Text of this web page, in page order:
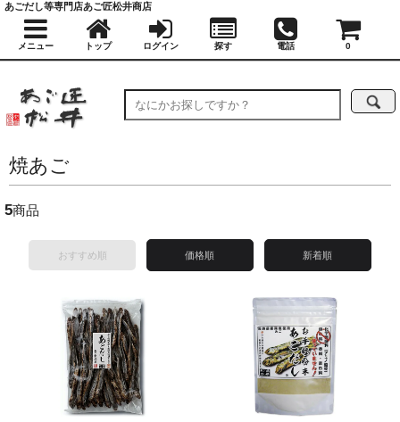
焼あご
5商品
おすすめ順 価格順 新着順
あごだし等専門店あご匠松井商店
メニュー トップ ログイン 探す 電話 0